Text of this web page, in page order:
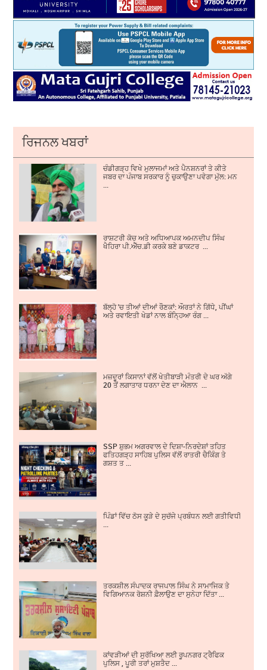
ਰਿਜਨਲ ਖਬਰਾਂ
ਚੰਡੀਗੜ੍ਹ ਵਿਖੇ ਮੁਲਾਜਮਾਂ ਅਤੇ ਪੈਨਸ਼ਨਰਾਂ ਤੇ ਕੀਤੇ
ਜਬਰ ਦਾ ਪੰਜਾਬ ਸਰਕਾਰ ਨੂੰ ਚੁਕਾਉਣਾ ਪਵੇਗਾ ਮੁੱਲ: ਮਨ
ਰਾਸ਼ਟਰੀ ਕੋਚ ਅਤੇ ਅਧਿਆਪਕ ਅਮਨਦੀਪ ਸਿੰਘ
ਖੈਹਿਰਾ ਪੀ.ਐੱਚ.ਡੀ ਕਰਕੇ ਬਣੇ ਡਾਕਟਰ ...
ਬੱਲ੍ਹੋ 'ਚ ਤੀਆਂ ਦੀਆਂ ਰੌਣਕਾਂ: ਔਰਤਾਂ ਨੇ ਗਿੱਧੇ, ਪੀਂਘਾਂ
ਅਤੇ ਰਵਾਇਤੀ ਖੇਡਾਂ ਨਾਲ ਬੰਨ੍ਹਿਆ ਰੰਗ ...
ਮਜ਼ਦੂਰਾਂ ਕਿਸਾਨਾਂ ਵੱਲੋਂ ਖੇਤੀਬਾੜੀ ਮੰਤਰੀ ਦੇ ਘਰ ਅੱਗੇ
20 ਤੋਂ ਲਗਾਤਾਰ ਧਰਨਾ ਦੇਣ ਦਾ ਐਲਾਨ ...
SSP ਸ਼ੁਭਮ ਅਗਰਵਾਲ ਦੇ ਦਿਸ਼ਾ-ਨਿਰਦੇਸ਼ਾਂ ਤਹਿਤ
ਫਤਿਹਗੜ੍ਹ ਸਾਹਿਬ ਪੁਲਿਸ ਵੱਲੋਂ ਰਾਤਰੀ ਚੈਕਿੰਗ ਤੇ
ਗਸ਼ਤ ਤ ...
ਪਿੰਡਾਂ ਵਿੱਚ ਠੋਸ ਕੂੜੇ ਦੇ ਸੁਚੱਜੇ ਪ੍ਰਬੰਧਨ ਲਈ ਗਤੀਵਿਧੀਆਂ
ਤਰਕਸ਼ੀਲ ਸੰਪਾਦਕ ਰਾਜਪਾਲ ਸਿੰਘ ਨੇ ਸਾਮਾਜਿਕ ਤੇ
ਵਿਗਿਆਨਕ ਰੋਸ਼ਨੀ ਫ਼ੈਲਾਉਣ ਦਾ ਸੁਨੇਹਾ ਦਿੱਤਾ ...
ਕਾਂਵੜੀਆਂ ਦੀ ਸੁਰੱਖਿਆ ਲਈ ਰੂਪਨਗਰ ਟ੍ਰੈਫਿਕ
ਪੁਲਿਸ , ਪੂਰੀ ਤਰਾਂ ਮੁਸ਼ਤੈਦ ...